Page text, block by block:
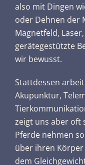
also mit Dingen
oder Dehnen der
Magnetfeld,
gerätegestützte
wir bewusst.
Stattdessen
Akupunktur,
zeigt uns aber oft
Pferde nehmen
über ihren
dem